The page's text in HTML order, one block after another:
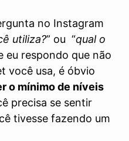
no Instagram
utiliza?” ou “qual o
eu respondo que não
você usa, é óbvio
o mínimo de níveis
precisa se sentir
tivesse fazendo um